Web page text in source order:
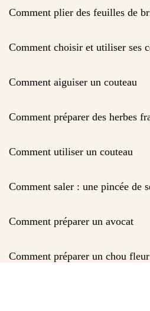
Comment plier des feuilles de
Comment choisir et utiliser ses
Comment aiguiser un couteau
Comment préparer des herbes
Comment utiliser un couteau
Comment saler : une pincée de
Comment préparer un avocat
Comment préparer un chou fleur